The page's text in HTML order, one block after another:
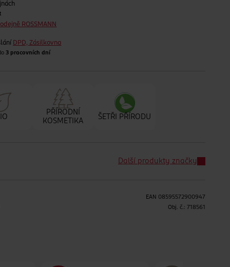
ROSSMANN
DPD, Zásilkovna
3 pracovních dní
PŘÍRODNÍ
KOSMETIKA
ŠETŘI PŘÍRODU
Další produkty značky
EAN 08595572900947
Obj. č.: 718561